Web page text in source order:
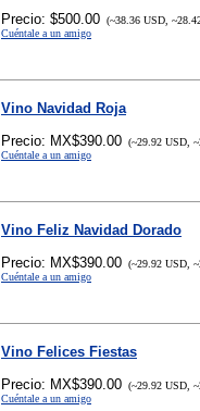
Precio: $500.00 (~38.36 USD,
Cuéntale a un amigo
Vino Navidad Roja
Precio: MX$390.00 (~29.92 USD,
Cuéntale a un amigo
Vino Feliz Navidad Dorado
Precio: MX$390.00 (~29.92 USD,
Cuéntale a un amigo
Vino Felices Fiestas
Precio: MX$390.00 (~29.92 USD,
Cuéntale a un amigo